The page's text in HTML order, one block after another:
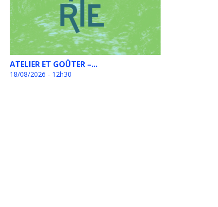
ATELIER ET GOÛTER –...
18/08/2026 - 12h30